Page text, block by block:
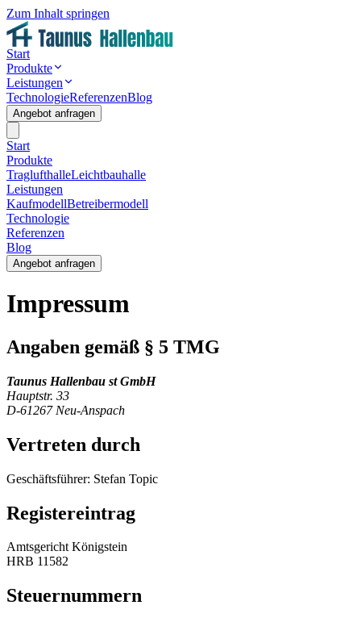
Zum Inhalt springen
Start
Produkte
Leistungen
TechnologieReferenzenBlog
Angebot anfragen
Start
Produkte
TraglufthalleLeichtbauhalle
Leistungen
KaufmodellBetreibermodell
Technologie
Referenzen
Blog
Angebot anfragen
Impressum
Angaben gemäß § 5 TMG
Taunus Hallenbau st GmbH
Hauptstr. 33
D-61267 Neu-Anspach
Vertreten durch
Geschäftsführer: Stefan Topic
Registereintrag
Amtsgericht Königstein
HRB 11582
Steuernummern